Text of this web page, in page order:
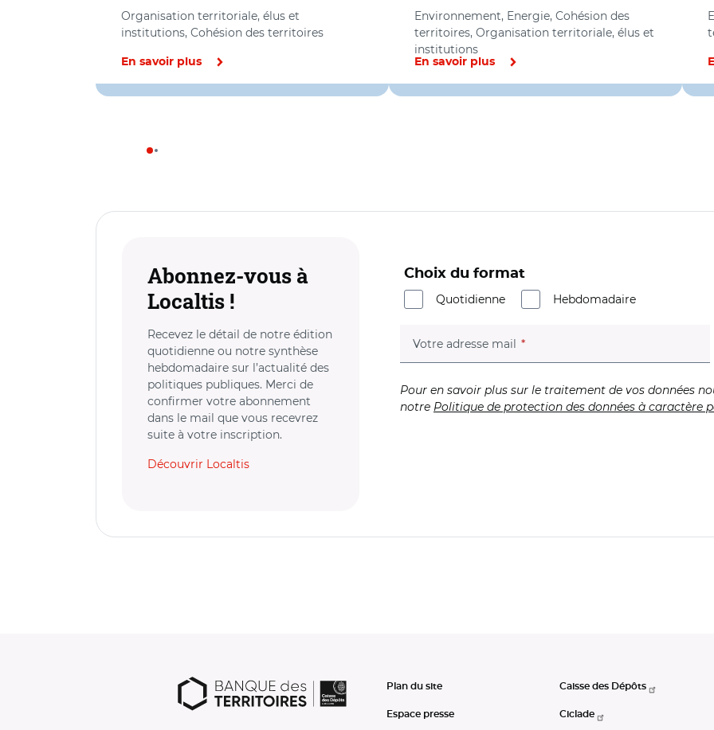
Organisation territoriale, élus et
institutions, Cohésion des territoires
En savoir plus
Environnement, Energie, Cohésion des
territoires, Organisation territoriale, élus et
institutions
En savoir plus
Abonnez-vous à
Localtis !
Recevez le détail de notre édition
quotidienne ou notre synthèse
hebdomadaire sur l’actualité des
politiques publiques. Merci de
confirmer votre abonnement
dans le mail que vous recevrez
suite à votre inscription.
Découvrir Localtis
Choix du format
Quotidienne
Hebdomadaire
Votre adresse mail (champ obligatoire)
Pour en savoir plus sur le traitement de vos données
notre Politique de protection des données à caractère
Plan du site
Espace presse
Caisse des Dépôts
Ciclade